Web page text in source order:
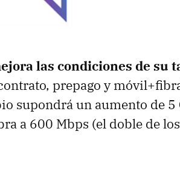
las condiciones de su
prepago y
supondrá un aumento de
a 600 Mbps (el doble de